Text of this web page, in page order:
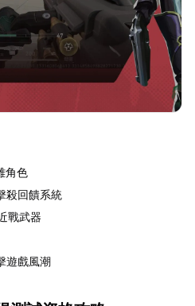
角色
殺回饋系統
戰武器
遊戲風潮